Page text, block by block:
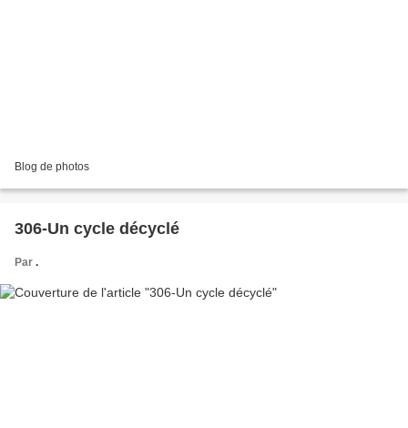
Blog de photos
306-Un cycle décyclé
Par .